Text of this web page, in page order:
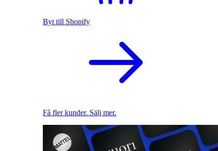
Byt till Shopify
Få fler kunder. Sälj mer.